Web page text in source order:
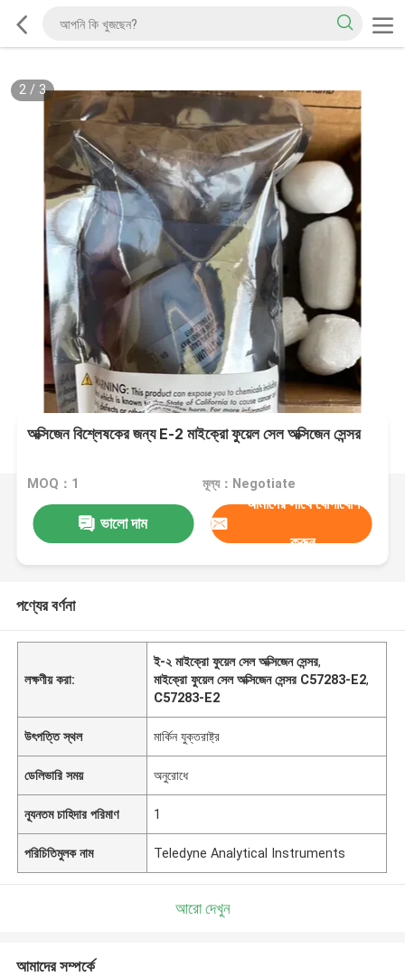
2/ 3
অক্সিজেন বিশ্লেষকের জন্য E-2 মাইক্রো ফুয়েল সেল অক্সিজেন সেন্সর
MOQ：1 মূল্য：Negotiate
ভালো দাম
আমাদের সাথে যোগাযোগ
করুন
পণ্যের বর্ণনা
লক্ষণীয় করা:
ই-২ মাইক্রো ফুয়েল সেল অক্সিজেন সেন্সর,
মাইক্রো ফুয়েল সেল অক্সিজেন সেন্সর C57283-E2,
C57283-E2
উৎপত্তি স্থল মার্কিন যুক্তরাষ্ট্র
ডেলিভারি সময় অনুরোধে
ন্যূনতম চাহিদার পরিমাণ 1
পরিচিতিমুলক নাম Teledyne Analytical Instruments
আরো দেখুন
আমাদের সম্পর্কে